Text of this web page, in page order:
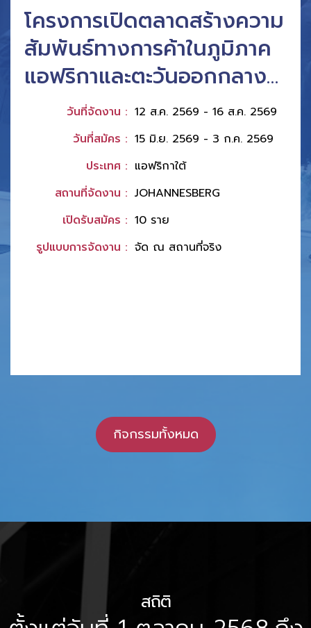
โครงการคณะผู้แทนการค้า
สินค้าอุตสาหกรรมเยือน
สาธารณรัฐอินเดียเเละ
สาธารณรัฐประชาชน
บังกลาเทศ
วันที่จัดงาน : 16 ส.ค. 2569 - 21 ส.ค. 2569
วันที่สมัคร : 8 เม.ย. 2569 - 26 มิ.ย. 2569
ประเทศ : อินเดีย
สถานที่จัดงาน : CHENNAI
เปิดรับสมัคร : 20 ราย
รูปแบบการจัดงาน : จัด ณ สถานที่จริง
กิจกรรมทั้งหมด
สถิติ